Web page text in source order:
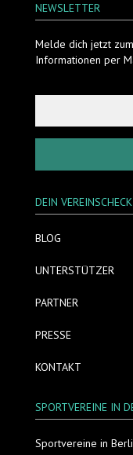
NEWSLETTER
Melde dich jetzt zum
Informationen per
DEIN VEREINSCHECK
BLOG
UNTERSTÜTZER
PARTNER
PRESSE
KONTAKT
SPORTVEREINE IN
Sportvereine in